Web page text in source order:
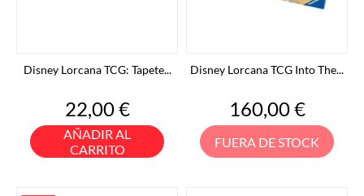
Disney Lorcana TCG: Tapete...
Precio
22,00 €
AÑADIR AL
CARRITO
Disney Lorcana TCG Into The...
Precio
160,00 €
FUERA DE STOCK